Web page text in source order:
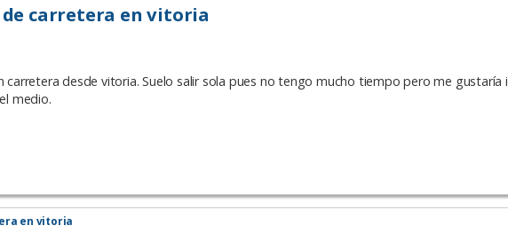
carretera en vitoria
carretera desde vitoria. Suelo salir sola pues no tengo mucho tiempo pero me gustaría
medio.
en vitoria